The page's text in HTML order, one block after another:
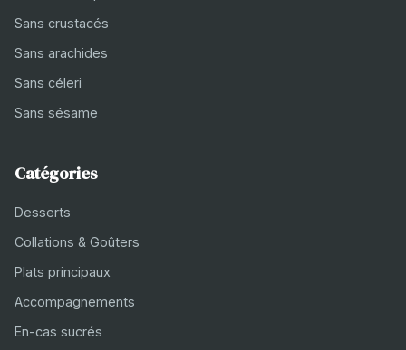
Sans crustacés
Sans arachides
Sans céleri
Sans sésame
Catégories
Desserts
Collations & Goûters
Plats principaux
Accompagnements
En-cas sucrés